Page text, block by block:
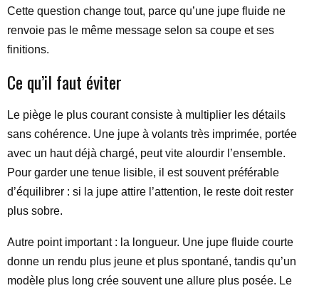
Cette question change tout, parce qu’une jupe fluide ne
renvoie pas le même message selon sa coupe et ses
finitions.
Ce qu’il faut éviter
Le piège le plus courant consiste à multiplier les détails
sans cohérence. Une jupe à volants très imprimée, portée
avec un haut déjà chargé, peut vite alourdir l’ensemble.
Pour garder une tenue lisible, il est souvent préférable
d’équilibrer : si la jupe attire l’attention, le reste doit rester
plus sobre.
Autre point important : la longueur. Une jupe fluide courte
donne un rendu plus jeune et plus spontané, tandis qu’un
modèle plus long crée souvent une allure plus posée. Le